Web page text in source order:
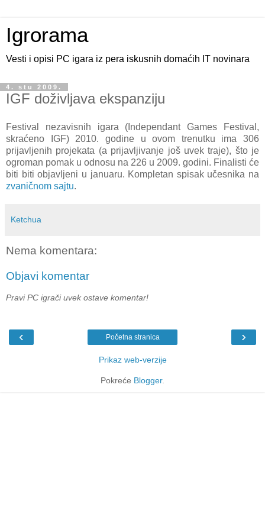
Igrorama
Vesti i opisi PC igara iz pera iskusnih domaćih IT novinara
4. stu 2009.
IGF doživljava ekspanziju
Festival nezavisnih igara (Independant Games Festival,
skraćeno IGF) 2010. godine u ovom trenutku ima 306
prijavljenih projekata (a prijavljivanje još uvek traje), što je
ogroman pomak u odnosu na 226 u 2009. godini. Finalisti će
biti biti objavljeni u januaru. Kompletan spisak učesnika na
zvaničnom sajtu.
Ketchua
Nema komentara:
Objavi komentar
Pravi PC igrači uvek ostave komentar!
‹ ›
Početna stranica
Prikaz web-verzije
Pokreće Blogger.